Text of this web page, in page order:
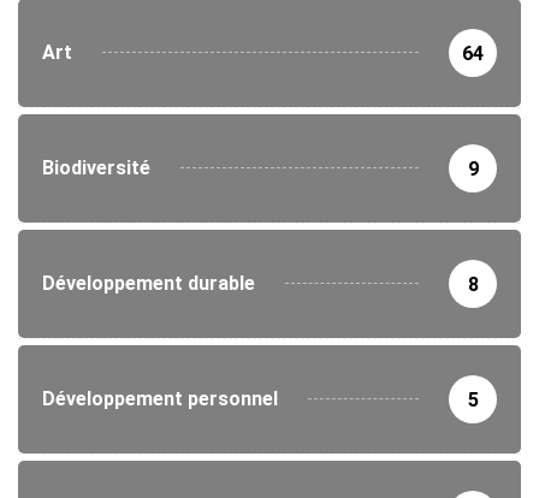
Art 64
Biodiversité 9
Développement durable 8
Développement personnel 5